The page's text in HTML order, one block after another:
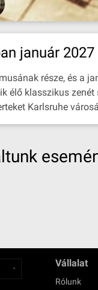
január 2027
része, és a
élő klasszikus
Karlsruhe
Vállalat
Rólunk